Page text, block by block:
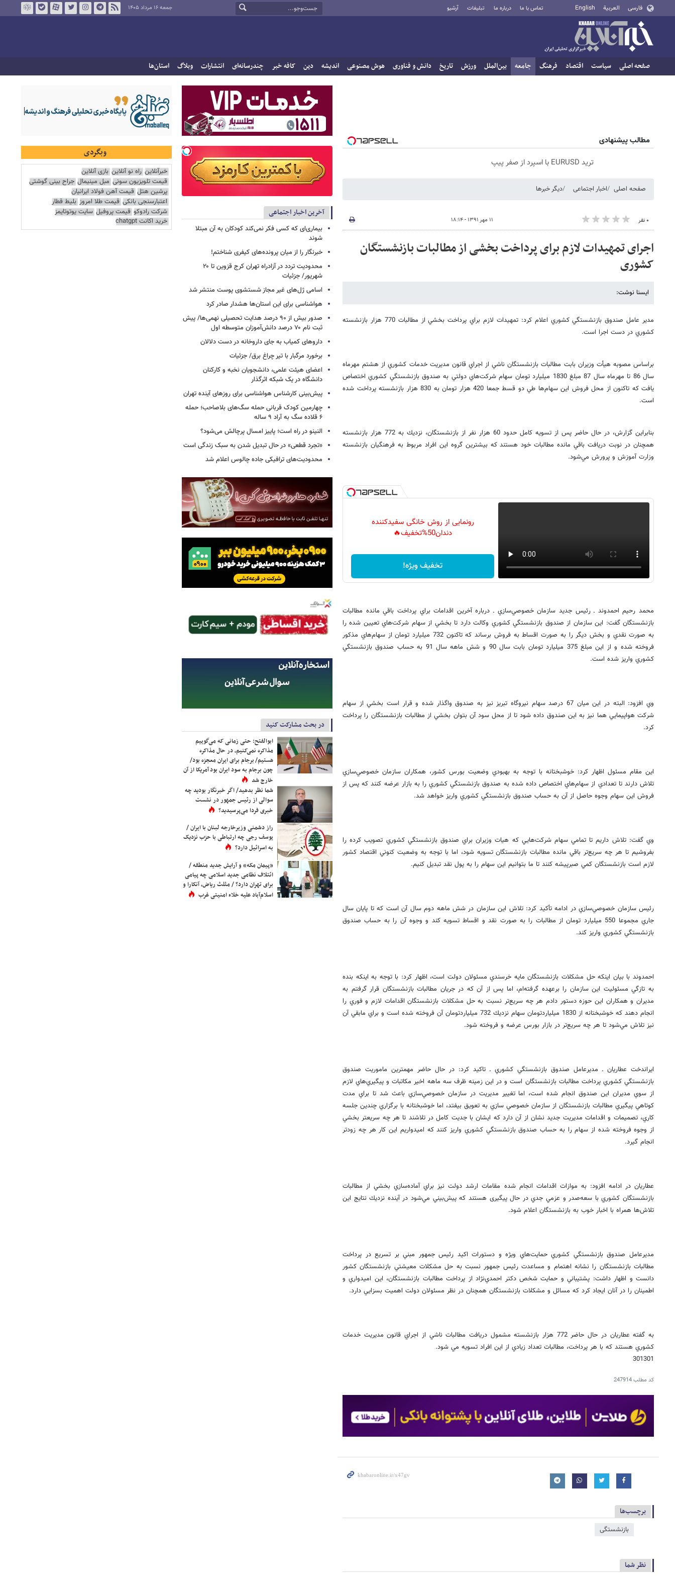
فارسی العربية English تماس با ما درباره ما تبلیغات آرشیو جمعه ۱۶ مرداد ۱۴۰۵
صفحه اصلی سیاست اقتصاد فرهنگ جامعه بین‌الملل ورزش تاریخ دانش و فناوری هوش مصنوعی اندیشه دین کافه خبر چندرسانه‌ای انتشارات وبلاگ استان‌ها
مطالب پیشنهادی
ترید EURUSD با اسپرد از صفر پیپ
صفحه اصلی اخبار اجتماعی دیگر خبرها
۰ نفر ۱۱ مهر ۱۳۹۱ - ۱۸:۱۴
اجرای تمهیدات لازم برای پرداخت بخشی از مطالبات بازنشستگان
کشوری
ایسنا نوشت:
مدير عامل صندوق بازنشستگي كشوري اعلام كرد: تمهيدات لازم براي پرداخت بخشي از مطالبات 770 هزار بازنشسته
كشوري در دست اجرا است.
براساس مصوبه هيأت وزيران بابت مطالبات بازنشستگان ناشي از اجراي قانون مديريت خدمات كشوري از هشتم مهرماه
سال 86 تا مهرماه سال 87 مبلغ 1830 ميليارد تومان سهام شركت‌هاي دولتي به صندوق بازنشستگي كشوري اختصاص
يافت كه تاكنون از محل فروش اين سهام‌ها طي دو قسط جمعا 420 هزار تومان به 830 هزار بازنشسته پرداخت شده
است.
بنابراين گزارش، در حال حاضر پس از تسويه كامل حدود 60 هزار نفر از بازنشستگان، نزديك به 772 هزار بازنشسته
همچنان در نوبت دريافت باقي مانده مطالبات خود هستند كه بيشترين گروه اين افراد مربوط به فرهنگيان بازنشسته
وزارت آموزش و پرورش مي‌شود.
رونمایی از روش خانگی سفیدکننده
دندان50%تخفیف🔥
تخفیف ویژه!
محمد رحيم احمدوند ـ رئيس جديد سازمان خصوصي‌سازي ـ درباره آخرين اقدامات براي پرداخت باقي مانده مطالبات
بازنشستگان گفت: اين سازمان از صندوق بازنشستگي كشوري وكالت دارد تا بخشي از سهام شركت‌هاي تعيين شده را
به صورت نقدي و بخش ديگر را به صورت اقساط به فروش برساند كه تاكنون 732 ميليارد تومان از سهام‌هاي مذكور
فروخته شده و از اين مبلغ 375 ميليارد تومان بابت سال 90 و شش ماهه سال 91 به حساب صندوق بازنشستگي
كشوري واريز شده است.
وي افزود: البته در اين ميان 67 درصد سهام نيروگاه تبريز نيز به صندوق واگذار شده و قرار است بخشي از سهام
شركت هواپيمايي هما نيز به اين صندوق داده شود تا از محل سود آن بتوان بخشي از مطالبات بازنشستگان را پرداخت
كرد.
اين مقام مسئول اظهار كرد: خوشبختانه با توجه به بهبودي وضعيت بورس كشور، همكاران سازمان خصوصي‌سازي
تلاش دارند تا تعدادي از سهام‌هاي اختصاص داده شده به صندوق بازنشستگي كشوري را به بازار عرضه كنند كه پس از
فروش اين سهام‌ وجوه حاصل از آن به حساب صندوق بازنشستگي كشوري واريز خواهد شد.
وي گفت: تلاش داريم تا تمامي سهام شركت‌هايي كه هيات وزيران براي صندوق بازنشستگي كشوري تصويب كرده را
بفروشيم تا هر چه سريع‌تر باقي مانده مطالبات بازنشستگان تسويه شود، اما با توجه به وضعيت كنوني اقتصاد كشور
لازم است بازنشستگان كمي صبرپیشه كنند تا ما بتوانيم اين سهام را به پول نقد تبديل كنيم.
رئيس سازمان خصوصي‌سازي در ادامه تأكيد كرد: تلاش اين سازمان در شش ماهه دوم سال آن است كه تا پايان سال
جاري مجموعا 550 ميليارد تومان از مطالبات را به صورت نقد و اقساط تسويه كند و وجوه آن را به حساب صندوق
بازنشستگي كشوري واريز كند.
احمدوند با بيان اينكه حل مشكلات بازنشستگان مايه خرسندي مسئولان دولت است، اظهار كرد: با توجه به اينكه بنده
به تازگي مسئوليت اين سازمان را برعهده گرفته‌ام، اما پس از آن كه در جريان مطالبات بازنشستگان قرار گرفتم به
مديران و همكاران اين حوزه دستور دادم هر چه سريع‌تر نسبت به حل مشكلات بازنشستگان اقدامات لازم و فوري را
انجام دهند كه خوشبختانه از 1830 ميلياردتومان سهام نزديك 732 ميلياردتومان آن فروخته شده است و براي مابقي آن
نيز تلاش مي‌شود تا هر چه سريع‌تر در بازار بورس عرضه و فروخته شود.
ايراندخت عطاريان ـ مديرعامل صندوق بازنشستگي كشوري ـ تاكيد كرد: در حال حاضر مهمترين ماموريت صندوق
بازنشستگي كشوري پرداخت مطالبات بازنشستگان است و در اين زمينه ظرف سه ماهه اخير مكاتبات و پيگيري‌هاي لازم
از سوي مديران اين صندوق انجام شده است، اما تغيير مديريت در سازمان خصوصي‌سازي باعث شد تا براي مدت
كوتاهي پيگيري مطالبات بازنشستگان از سازمان خصوصي سازي به تعويق بيفتد، اما خوشبختانه با برگزاري چندين جلسه
كاري، تصميمات و اقدامات مديريت جديد نشان از آن دارد كه ايشان با جديت كامل در تلاشند تا هر چه سريعتر بخشي
از وجوه فروخته شده از سهام را به حساب صندوق بازنشستگي كشوري واريز كنند كه اميدواريم اين كار هر چه زودتر
انجام گيرد.
عطاريان در ادامه افزود: به موازات اقدامات انجام شده مقامات ارشد دولت نيز براي آماده‌سازي بخشي از مطالبات
بازنشستگان كشوري با سعه‌صدر و عزمي جدي در حال پیگیری هستند كه پيش‌بيني مي‌شود در آينده نزديك نتايج اين
تلاش‌ها همراه با اخبار خوب به بازنشستگان اعلام شود.
مديرعامل صندوق بازنشستگي كشوري حمايت‌هاي ويژه و دستورات اكيد رئيس جمهور مبني بر تسريع در پرداخت
مطالبات بازنشستگان را نشانه اهتمام و مساعدت رئيس جمهور نسبت به حل مشكلات معيشتي بازنشستگان كشور
دانست و اظهار داشت: پشتيباني و حمايت شخص دكتر احمدي‌نژاد از پرداخت مطالبات بازنشستگان، اين اميدواري و
اطمينان را در آنان ايجاد كرد كه مسائل و مشكلات بازنشستگان همچنان در نظر مسئولان دولت اهميت بسزايي دارد.
به گفته عطاريان در حال حاضر 772 هزار بازنشسته مشمول دريافت مطالبات ناشي از اجراي قانون مديريت خدمات
كشوري هستند كه با هر پرداخت، مطالبات تعداد زيادي از اين افراد تسويه مي شود.
301301
کد مطلب247914
برچسب‌ها
بازنشستگی
نظر شما
آخرین اخبار اجتماعی
بیماری‌ای که کسی فکر نمی‌کند کودکان به آن مبتلا
شوند
خبرنگار را از میان پرونده‌های کیفری شناختم!
محدودیت تردد در آزادراه تهران کرج قزوین تا ۲۰
شهریور/ جزئیات
اسامی ژل‌های غیر مجاز شستشوی پوست منتشر شد
هواشناسی برای این استان‌ها هشدار صادر کرد
صدور بیش از ۹۰ درصد هدایت تحصیلی نهمی‌ها/ پیش
ثبت نام ۷۰ درصد دانش‌آموزان متوسطه اول
داروهای کمیاب به جای داروخانه در دست دلالان
برخورد مرگبار با تیر چراغ برق/ جزئیات
اعضای هیئت علمی، دانشجویان نخبه و کارکنان
دانشگاه در یک شبکه‌ اثرگذار
پیش‌بینی کارشناس هواشناسی برای روزهای آینده تهران
چهارمین کودک قربانی حمله سگ‌های بلاصاحب؛ حمله
۶ قلاده سگ به آراد ۹ ساله
النینو در راه است؛ پاییز امسال پرچالش می‌شود؟
«تجرد قطعی» در حال تبدیل شدن به سبک زندگی است
محدودیت‌های ترافیکی جاده چالوس اعلام شد
در بحث مشارکت کنید
ابوالفتح: حتی زمانی که می‌گوییم
مذاکره نمی‌کنیم، در حال مذاکره
هستیم/ برجام برای ایران معجزه بود/
چون برجام به سود ایران بود آمریکا از آن
خارج شد
شما نظر بدهید/ اگر خبرنگار بودید چه
سوالی از رئیس جمهور در نشست
خبری فردا می‌پرسیدید؟
راز دشمنی وزیرخارجه لبنان با ایران /
یوسف رجی چه ارتباطی با حزب نزدیک
به اسرائیل دارد؟
«پیمان مکه» و آرایش جدید منطقه /
ائتلاف نظامی جدید اسلامی چه پیامی
برای تهران دارد؟ / مثلث ریاض، آنکارا و
اسلام‌آباد علیه خلاء امنیتی غرب
وبگردی
خبرآنلاین راه نو آنلاین بازی آنلاین
قیمت تلویزیون سونی مبل مینیمال جراح بینی گوشتی
پرشین هتل قیمت آهن فولاد ایرانیان
اعتبارسنجی بانکی قیمت طلا امروز بلیط قطار
شرکت رادوکو قیمت پروفیل سایت یوتوتایمز
خرید اکانت chatgpt